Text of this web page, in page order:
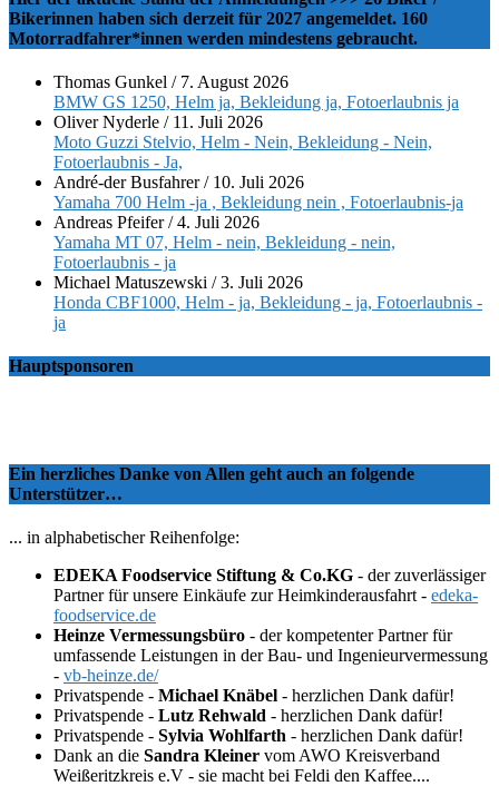
Bikerinnen haben sich derzeit für 2027 angemeldet. 160
Motorradfahrer*innen werden mindestens gebraucht.
Thomas Gunkel / 7. August 2026
BMW GS 1250, Helm ja, Bekleidung ja, Fotoerlaubnis ja
Oliver Nyderle / 11. Juli 2026
Moto Guzzi Stelvio, Helm - Nein, Bekleidung - Nein,
Fotoerlaubnis - Ja,
André-der Busfahrer/ 10. Juli 2026
Yamaha 700 Helm -ja , Bekleidung nein , Fotoerlaubnis-ja
Andreas Pfeifer/4. Juli 2026
Yamaha MT 07, Helm - nein, Bekleidung - nein,
Fotoerlaubnis - ja
Michael Matuszewski /3. Juli 2026
Honda CBF1000, Helm - ja, Bekleidung - ja, Fotoerlaubnis -
ja
Hauptsponsoren
Ein herzliches Danke von Allen geht auch an folgende
Unterstützer…
... in alphabetischer Reihenfolge:
EDEKA Foodservice Stiftung & Co.KG - der zuverlässiger
Partner für unsere Einkäufe zur Heimkinderausfahrt - edeka-
foodservice.de
Heinze Vermessungsbüro - der kompetenter Partner für
umfassende Leistungen in der Bau- und Ingenieurvermessung
- vb-heinze.de/
Privatspende - Michael Knäbel - herzlichen Dank dafür!
Privatspende - Lutz Rehwald - herzlichen Dank dafür!
Privatspende - Sylvia Wohlfarth - herzlichen Dank dafür!
Dank an die Sandra Kleiner vom AWO Kreisverband
Weißeritzkreis e.V - sie macht bei Feldi den Kaffee....